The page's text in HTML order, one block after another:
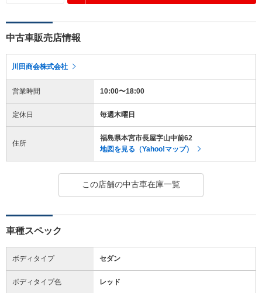
中古車販売店情報
川田商会株式会社
営業時間 10:00〜18:00
定休日 毎週木曜日
住所
福島県本宮市長屋字山中前62
地図を見る（Yahoo!マップ）
この店舗の中古車在庫一覧
車種スペック
ボディタイプ セダン
ボディタイプ色 レッド